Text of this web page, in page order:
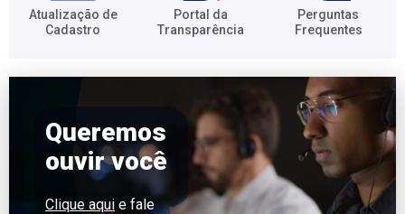
Atualização de
Cadastro​
Portal da
Transparência​
Perguntas
Frequentes​
Queremos
ouvir você
Clique aqui e fale